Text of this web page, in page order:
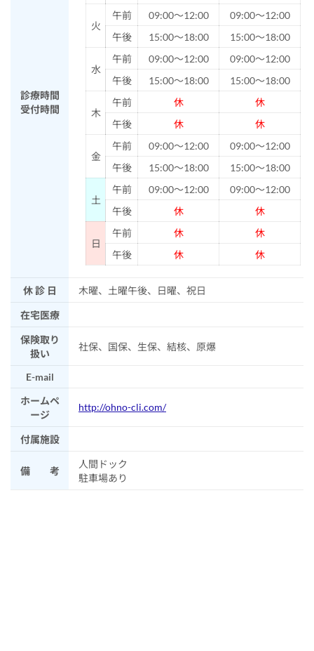
診療時間
受付時間
火
午前 09:00～12:00
09:00～12:00
午後
15:00～18:00 15:00～18:00
水
午前 09:00～12:00
09:00～12:00
午後
15:00～18:00 15:00～18:00
木
午前 休
休
午後
休 休
金
午前 09:00～12:00
09:00～12:00
午後
15:00～18:00 15:00～18:00
土
午前 09:00～12:00
09:00～12:00
午後
休 休
日
午前 休
休
午後
休 休
休 診 日 木曜、土曜午後、日曜、祝日
在宅医療
保険取り
扱い
社保、国保、生保、結核、原爆
E-mail
ホームペ
ージ
http://ohno-cli.com/
付属施設
備 考
人間ドック
駐車場あり